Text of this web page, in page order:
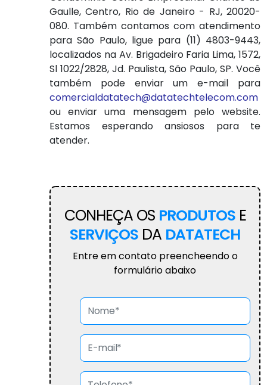
Gaulle, Centro, Rio de Janeiro - RJ, 20020-
080. Também contamos com atendimento
para São Paulo, ligue para (11) 4803-9443,
localizados na Av. Brigadeiro Faria Lima, 1572,
Sl 1022/2828, Jd. Paulista, São Paulo, SP. Você
também pode enviar um e-mail para
comercialdatatech@datatechtelecom.com
ou enviar uma mensagem pelo website.
Estamos esperando ansiosos para te
atender.
CONHEÇA OS PRODUTOSE
SERVIÇOS DA DATATECH
Entre em contato preencheendo o
formulário abaixo